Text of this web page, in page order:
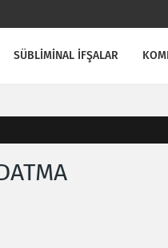
SÜBLİMİNAL İFŞALAR